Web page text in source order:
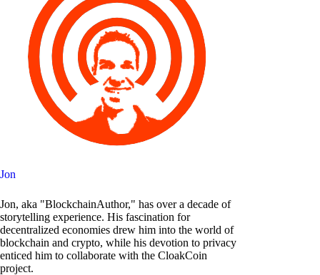
Jon
Jon, aka "BlockchainAuthor," has over a decade of
storytelling experience. His fascination for
decentralized economies drew him into the world of
blockchain and crypto, while his devotion to privacy
enticed him to collaborate with the CloakCoin
project.